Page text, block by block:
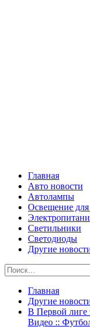
Главная
Авто новости
Автолампы
Освещение
Светильники
Светодиоды
Другие
Найти:
Главная
Другие
В Первой лиге
Видео ::